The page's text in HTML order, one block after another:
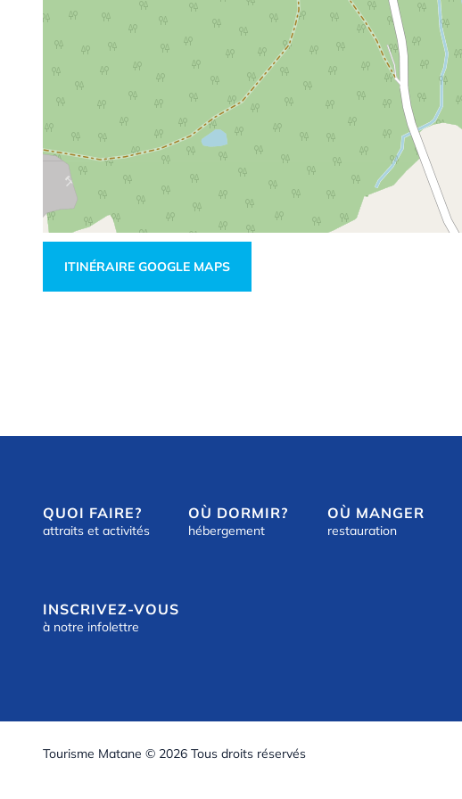
ITINÉRAIRE GOOGLE MAPS
QUOI FAIRE?
attraits et activités
OÙ DORMIR?
hébergement
OÙ MANGER
restauration
INSCRIVEZ-VOUS
à notre infolettre
Tourisme Matane © 2026 Tous droits réservés